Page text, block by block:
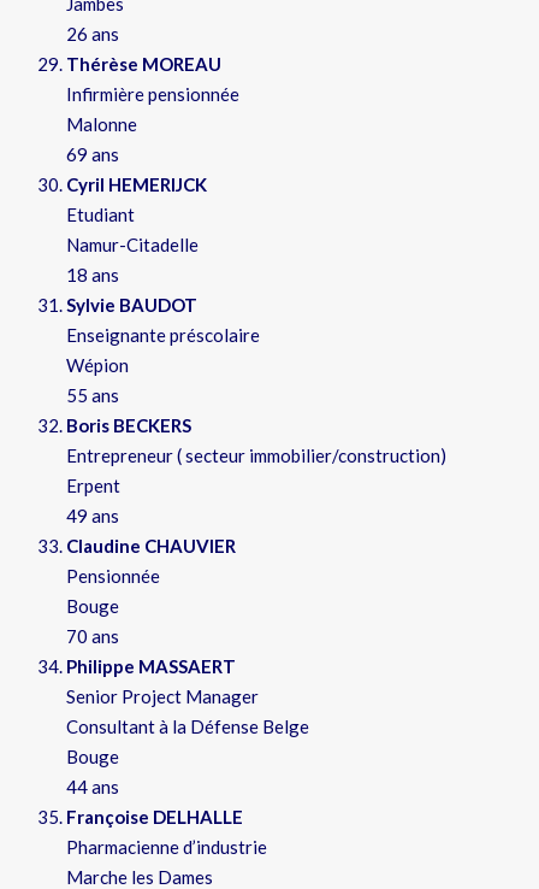
26 ans
Thérèse MOREAU
Infirmière pensionnée
Malonne
69 ans
Cyril HEMERIJCK
Etudiant
Namur-Citadelle
18 ans
Sylvie BAUDOT
Enseignante préscolaire
Wépion
55 ans
Boris BECKERS
Entrepreneur ( secteur immobilier/construction)
Erpent
49 ans
Claudine CHAUVIER
Pensionnée
Bouge
70 ans
Philippe MASSAERT
Senior Project Manager
Consultant à la Défense Belge
Bouge
44 ans
Françoise DELHALLE
Pharmacienne d’industrie
Marche les Dames